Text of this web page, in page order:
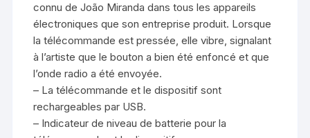
connu de João Miranda dans tous les appareils
électroniques que son entreprise produit. Lorsque
la télécommande est pressée, elle vibre, signalant
à l’artiste que le bouton a bien été enfoncé et que
l’onde radio a été envoyée.
– La télécommande et le dispositif sont
rechargeables par USB.
– Indicateur de niveau de batterie pour la